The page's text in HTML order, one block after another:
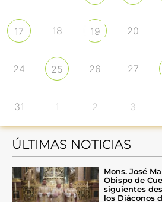
17 18 19 20
24 25 26 27
31 1 2 3
ÚLTIMAS NOTICIAS
Mons. José
Obispo de
siguientes
los Diáconos